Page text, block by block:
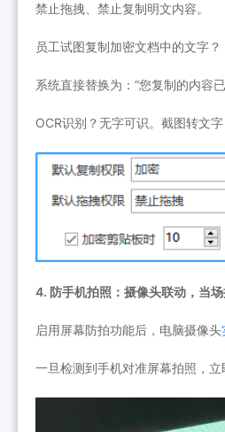
禁止拖拽、禁止复制明文内容。
员工试图复制加密文档中的文字？
系统直接替换为：“您复制的内容已
OCR识别？无字可识。截图转文字
4. 防手机拍照：摄像头联动，当
启用屏幕防拍功能后，电脑摄像头
一旦检测到手机对准屏幕拍照，立